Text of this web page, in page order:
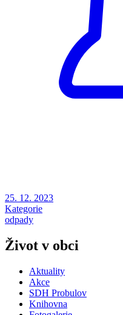
25. 12. 2023
Kategorie
odpady
Život v obci
Aktuality
Akce
SDH Probulov
Knihovna